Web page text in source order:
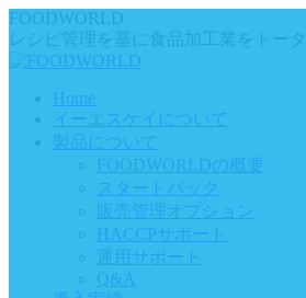
Skip
to
content
FOODWORLD
レシピ管理を基に食品加工業をトー
Home
イーエスケイについて
製品について
FOODWORLDの概要
スタートパック
販売管理オプション
HACCPサポート
運用サポート
Q&A